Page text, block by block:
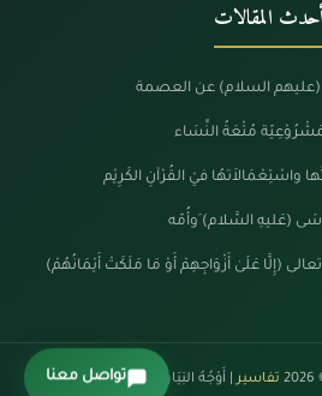
المقالات
(عليهم السلام) عن العصمة
مُتْعَةُ النِّسَاء
واسْتِعْمَالاَتهُا فيْ القُرْآنِ الكَرِيْم
(عَليهِ السَّلام) َوأُمّه
(إِلَّا عَلَىٰ أَزْوَاجِهِمْ أَوْ مَا مَلَكَتْ أَيْمَانُهُمْ)
تفاسير| أَوْجُهُ البَيَانْ فِي كَلَامِ الرَّحْمَنْ
تواصل معنا